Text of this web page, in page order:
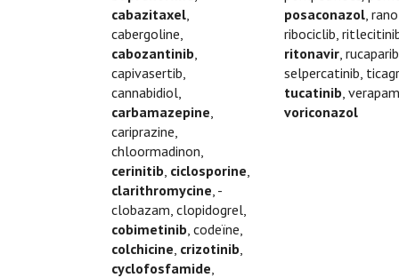
cabazitaxel,
cabergoline,
cabozantinib,
capivasertib,
cannabidiol,
carbamazepine,
cariprazine,
chloormadinon,
cerinitib, ciclosporine,
clarithromycine, -
clobazam, clopidogrel,
cobimetinib, codeïne,
colchicine, crizotinib,
cyclofosfamide,
posaconazol,
ribociclib,
ritonavir,
selpercatinib,
tucatinib,
voriconazol